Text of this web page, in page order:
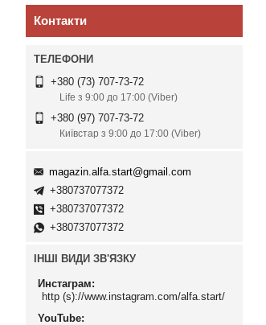
Контакти
+380 (73) 707-73-72
Life з 9:00 до 17:00 (Viber)
+380 (97) 707-73-72
Київстар з 9:00 до 17:00 (Viber)
magazin.alfa.start@gmail.com
+380737077372
+380737077372
+380737077372
ІНШІ ВИДИ ЗВ'ЯЗКУ
Инстаграм
http (s)://www.instagram.com/alfa.start/
YouTube